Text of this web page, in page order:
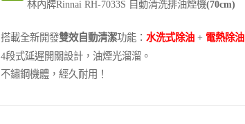
林內牌Rinnai RH-7033S 自動清洗排油煙機(70cm)
搭載全新開發雙效自動清潔功能： 水洗式除油+ 電熱除油
4段式延遲開關設計， 油煙光溜溜。
不鏽鋼機體，經久耐用！